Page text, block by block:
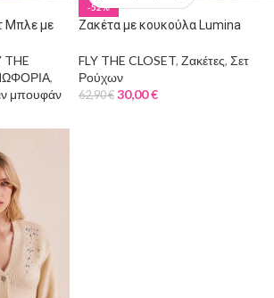
Μπλε με
THE
,
μπουφάν
-52%
Ζακέτα με κουκούλα Lumina
FLY THE CLOSET, Ζακέτες, Σετ
Ρούχων
62,90€ 30,00€